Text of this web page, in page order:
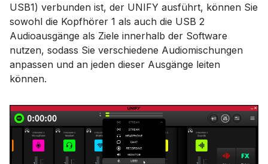
USB1) verbunden ist, der UNIFY ausführt, können Sie
sowohl die Kopfhörer 1 als auch die USB 2
Audioausgänge als Ziele innerhalb der Software
nutzen, sodass Sie verschiedene Audiomischungen
anpassen und an jeden dieser Ausgänge leiten
können.